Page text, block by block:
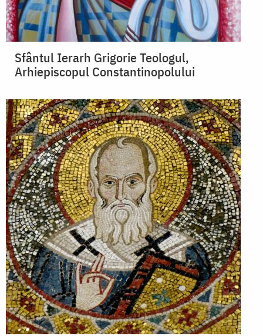
Sfântul Ierarh Grigorie Teologul,
Arhiepiscopul Constantinopolului